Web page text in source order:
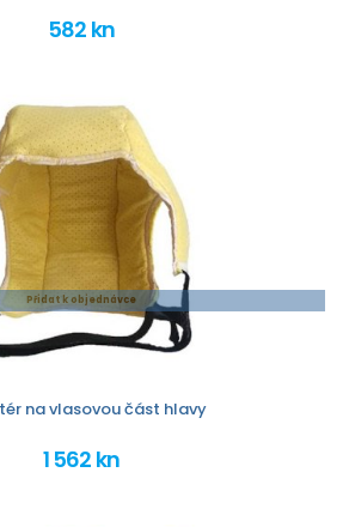
582 kn
Přidat k objednávce
na vlasovou část hlavy
1 562 kn